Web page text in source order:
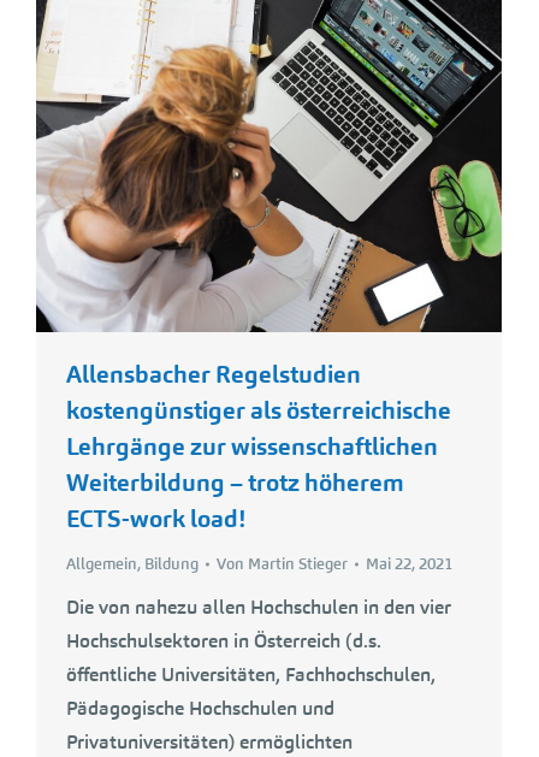
Allensbacher Regelstudien
kostengünstiger als österreichische
Lehrgänge zur wissenschaftlichen
Weiterbildung – trotz höherem
ECTS-work load!
Allgemein, Bildung Von Martin Stieger Mai 22, 2021
Die von nahezu allen Hochschulen in den vier
Hochschulsektoren in Österreich (d.s.
öffentliche Universitäten, Fachhochschulen,
Pädagogische Hochschulen und
Privatuniversitäten) ermöglichten